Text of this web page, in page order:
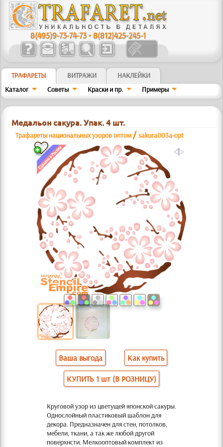
8(495)9-73-74-73 •8(812)425-245-1
ТРАФАРЕТЫ ВИТРАЖИ
НАКЛЕЙКИ
Каталог
Советы Краски и пр. Примеры
Медальон сакура. Упак. 4 шт.
Трафареты национальных узоров оптом /sakura003a-opt
a
Ваша выгода Как купить
КУПИТЬ 1 шт (В РОЗНИЦУ)
Круговой узор из цветущей японской сакуры.
Однослойный пластиковый шаблон для
декора. Предназначен для стен, потолков,
мебели, ткани, а так же любой другой
поверхнсти. Мелкооптовый комплект из